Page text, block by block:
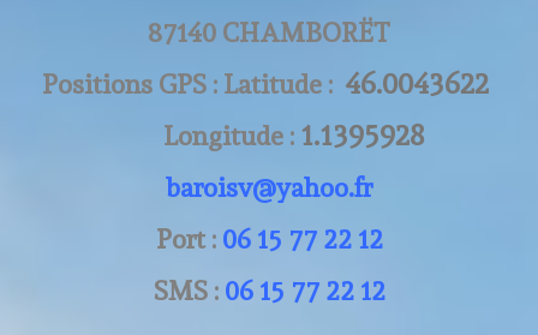
Livres
Contact
87140 CHAMBORËT
Positions GPS : Latitude : 46.0043622
Longitude : 1.1395928
baroisv@yahoo.fr
Port : 06 15 77 22 12
SMS : 06 15 77 22 12